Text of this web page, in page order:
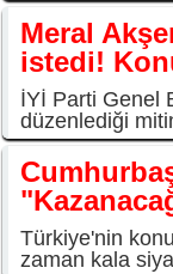
Meral
istedi!
İYİ Parti Genel
düzenlediği
Türkiye'nin
zaman kala